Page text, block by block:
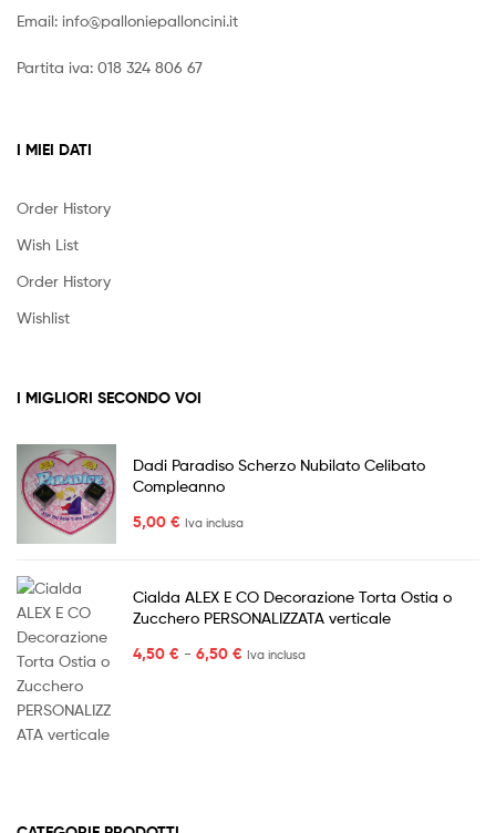
Email: info@palloniepalloncini.it
Partita iva: 018 324 806 67
I MIEI DATI
Order History
Wish List
Order History
Wishlist
I MIGLIORI SECONDO VOI
Dadi Paradiso Scherzo Nubilato Celibato
Compleanno
5,00 € Iva inclusa
Cialda ALEX E CO Decorazione Torta Ostia o
Zucchero PERSONALIZZATA verticale
4,50 € - 6,50 € Fascia
Iva inclusa